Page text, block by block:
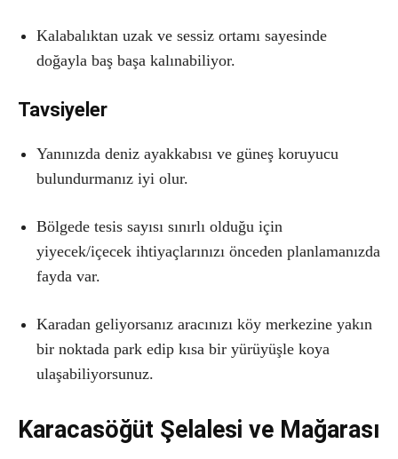
Kalabalıktan uzak ve sessiz ortamı sayesinde
doğayla baş başa kalınabiliyor.
Tavsiyeler
Yanınızda deniz ayakkabısı ve güneş koruyucu
bulundurmanız iyi olur.
Bölgede tesis sayısı sınırlı olduğu için
yiyecek/içecek ihtiyaçlarınızı önceden planlamanızda
fayda var.
Karadan geliyorsanız aracınızı köy merkezine yakın
bir noktada park edip kısa bir yürüyüşle koya
ulaşabiliyorsunuz.
Karacasöğüt Şelalesi ve Mağarası